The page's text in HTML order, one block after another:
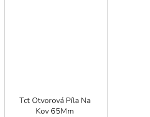
Tct Otvorová Píla Na
Kov 65Mm